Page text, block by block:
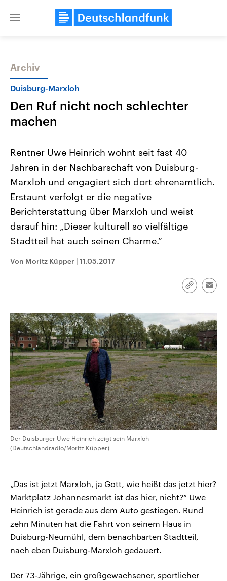
Close
Themen
Landtagswahl Sachsen-Anhalt
2026
Alle Informationen
Sachsen-Anhalt wählt am 6.
September 2026 einen neuen
Landtag. Seit 2021 wird das
Bundesland von einer Koalition aus
Umfragen, Prognosen,
und Hintergründe zu den Parteien
und Kandidaten der anstehenden
USA
Aktuelle Beiträge,
Hintergründe
Wirtschaftlich und
gehören die Vereinigten
den mächtigsten Ländern
mit großem Einfluss auf
aktuelle Weltgeschehen.
Sendungen Programm
Archiv
Duisburg-Marxloh
Den Ruf nicht noch schlechter
machen
Rentner Uwe Heinrich wohnt seit fast 40
Jahren in der Nachbarschaft von Duisburg-
Marxloh und engagiert sich dort ehrenamtlich.
Erstaunt verfolgt er die negative
Berichterstattung über Marxloh und weist
darauf hin: „Dieser kulturell so vielfältige
Stadtteil hat auch seinen Charme.“
Von Moritz Küpper | 11.05.2017
Link
Der Duisburger Uwe Heinrich zeigt sein Marxloh
(Deutschlandradio/Moritz Küpper)
„Das ist jetzt Marxloh, ja Gott, wie heißt das jetzt hier?
Marktplatz Johannesmarkt ist das hier, nicht?“ Uwe
Heinrich ist gerade aus dem Auto gestiegen. Rund
zehn Minuten hat die Fahrt von seinem Haus in
Duisburg-Neumühl, dem benachbarten Stadtteil,
nach eben Duisburg-Marxloh gedauert.
Der 73-Jährige, ein großgewachsener, sportlicher